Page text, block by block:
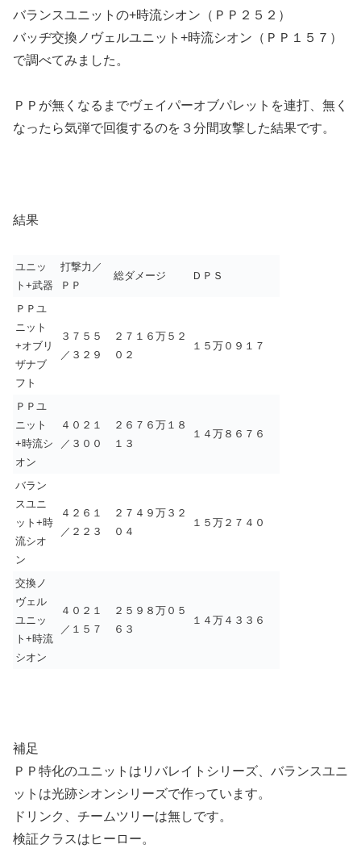
バランスユニットの+時流シオン（ＰＰ２５２）
バッヂ交換ノヴェルユニット+時流シオン（ＰＰ１５７）
で調べてみました。
ＰＰが無くなるまでヴェイパーオブパレットを連打、無く
なったら気弾で回復するのを３分間攻撃した結果です。
結果
ユニッ
ト+武器
打撃力／
ＰＰ
総ダメージ ＤＰＳ
ＰＰユ
ニット
+オブリ
ザナブ
フト
３７５５
／３２９
２７１６万５２
０２
１５万０９１７
ＰＰユ
ニット
+時流シ
オン
４０２１
／３００
２６７６万１８
１３
１４万８６７６
バラン
スユニ
ット+時
流シオ
ン
４２６１
／２２３
２７４９万３２
０４
１５万２７４０
交換ノ
ヴェル
ユニッ
ト+時流
シオン
４０２１
／１５７
２５９８万０５
６３
１４万４３３６
補足
ＰＰ特化のユニットはリバレイトシリーズ、バランスユニ
ットは光跡シオンシリーズで作っています。
ドリンク、チームツリーは無しです。
検証クラスはヒーロー。